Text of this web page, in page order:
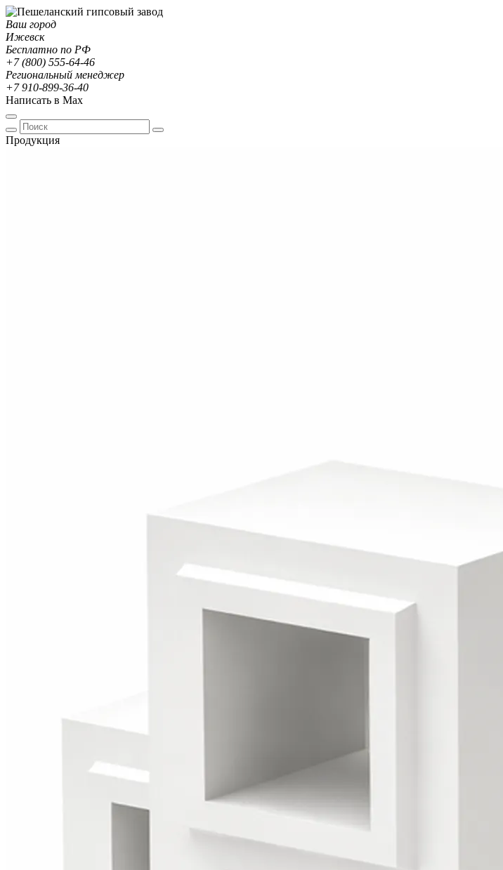
Ваш город
Ижевск
Бесплатно по РФ
+7 (800) 555-64-46
Региональный менеджер
+7 910-899-36-40
Написать в Max
Продукция